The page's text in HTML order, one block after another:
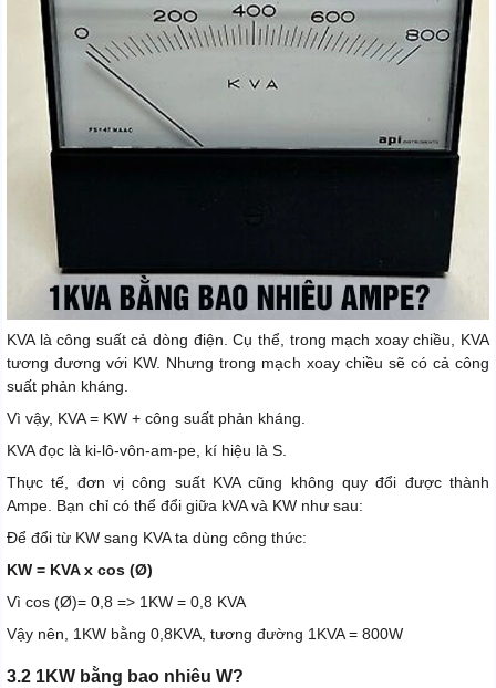
KVA là công suất cả dòng điện. Cụ thể, trong mạch xoay chiều, KVA
tương đương với KW. Nhưng trong mạch xoay chiều sẽ có cả công
suất phản kháng.
Vì vậy, KVA = KW + công suất phản kháng.
KVA đọc là ki-lô-vôn-am-pe, kí hiệu là S.
Thực tế, đơn vị công suất KVA cũng không quy đổi được thành
Ampe. Bạn chỉ có thể đổi giữa kVA và KW như sau:
Để đổi từ KW sang KVA ta dùng công thức:
KW = KVA x cos (Ø)
Vì cos (Ø)= 0,8 => 1KW = 0,8 KVA
Vậy nên, 1KW bằng 0,8KVA, tương đường 1KVA = 800W
3.2 1KW bằng bao nhiêu W?